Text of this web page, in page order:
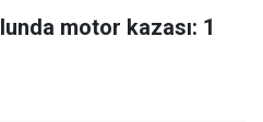
motor kazası: 1